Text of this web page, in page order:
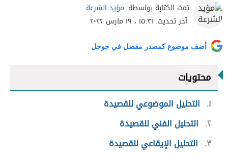
تمت الكتابة بواسطة: مؤيد الشرعة
آخر تحديث: ١٥:٣١ ، ١٩ مارس ٢٠٢٢
أضف موضوع كمصدر مفضل في جوجل
محتويات
١
التحليل الموضوعي للقصيدة
٢ التحليل الفني للقصيدة
٣
التحليل الإيقاعي للقصيدة